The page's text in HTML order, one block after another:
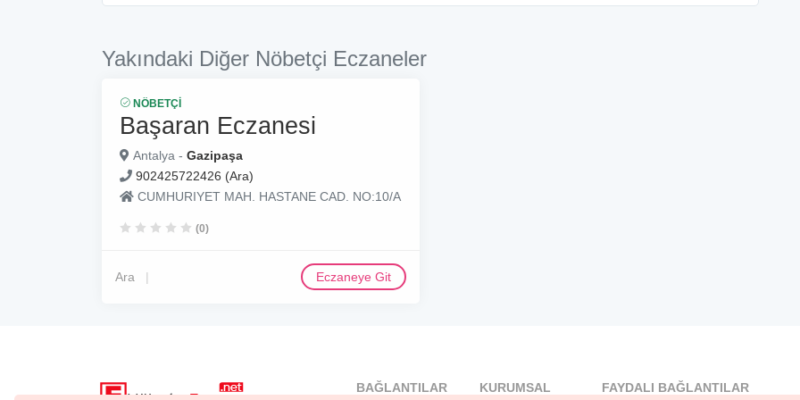
Yakındaki Diğer Nöbetçi Eczaneler
NÖBETÇI
Başaran Eczanesi
Antalya - Gazipaşa
902425722426 (Ara)
CUMHURIYET MAH. HASTANE CAD. NO:10/A
(0)
Ara Eczaneye Git
BAĞLANTILAR
KURUMSAL
FAYDALI BAĞLANTILAR